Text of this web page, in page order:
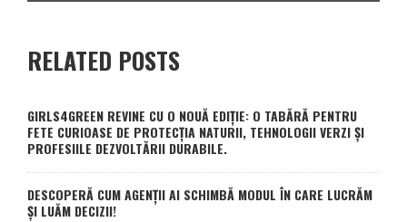
RELATED POSTS
GIRLS4GREEN REVINE CU O NOUĂ EDIȚIE: O TABĂRĂ PENTRU
FETE CURIOASE DE PROTECȚIA NATURII, TEHNOLOGII VERZI ȘI
PROFESIILE DEZVOLTĂRII DURABILE.
DESCOPERĂ CUM AGENȚII AI SCHIMBĂ MODUL ÎN CARE LUCRĂM
ȘI LUĂM DECIZII!